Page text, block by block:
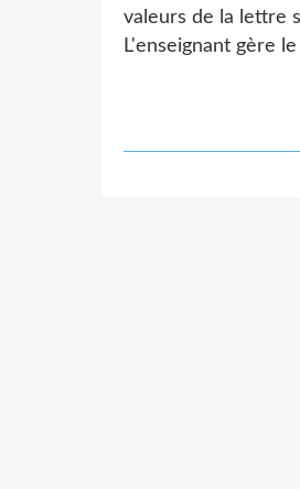
valeurs de la lettre
L'enseignant gère